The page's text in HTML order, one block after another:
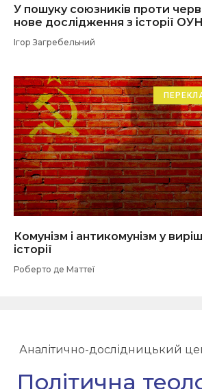
У пошуку союзників проти
нове дослідження з історії ОУН
Ігор Загребельний
Комунізм і антикомунізм у
історії
Роберто де Маттеї
Аналітично-дослідницький
Політична